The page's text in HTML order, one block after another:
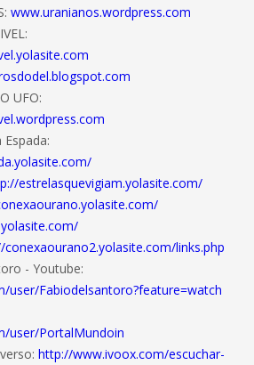
www.uranianos.wordpress.com
UFO:
estrelasquevigiam.yolasite.com/
links.php
- Youtube:
user/Fabiodelsantoro?feature=watch
user/PortalMundoin
http://www.ivoox.com/escuchar-